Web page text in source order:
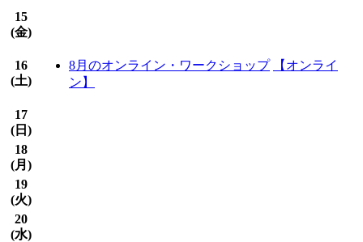
15
(金)
16
(土)
8月のオンライン・ワークショップ
【オンライ
ン】
17
( 日 )
18
(月 )
19
(火)
20
(水)